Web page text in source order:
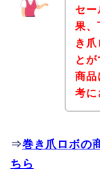
セー
果、
き
と
商品
考に
⇒巻き爪ロボの
ちら